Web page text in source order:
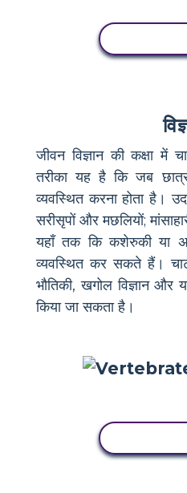
जीवन विज्ञान की कक्षा में
तरीका यह है कि जब
व्यवस्थित करना होता है।
सरीसृपों और मछलियों;
यहाँ तक कि कशेरुकी या
व्यवस्थित कर सकते हैं।
भौतिकी, खगोल विज्ञान और
किया जा सकता है।